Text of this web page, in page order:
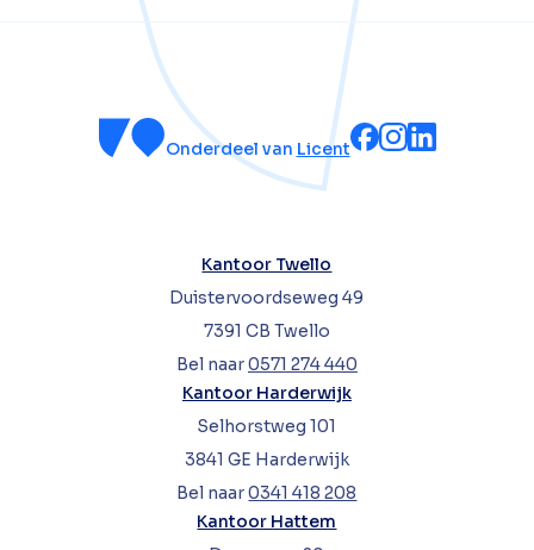
Onderdeel van Licent
Kantoor Twello
Duistervoordseweg 49
7391 CB Twello
Bel naar0571 274 440
Kantoor Harderwijk
Selhorstweg 101
3841 GE Harderwijk
Bel naar0341 418 208
Kantoor Hattem